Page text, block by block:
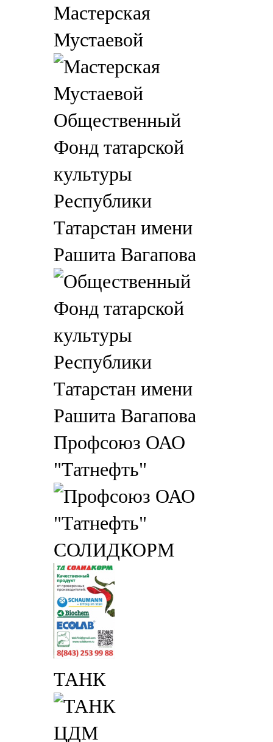
Мастерская
Мустаевой
Общественный
Фонд татарской
культуры
Республики
Татарстан имени
Рашита Вагапова
Профсоюз ОАО
"Татнефть"
СОЛИДКОРМ
ТАНК
ЦДМ